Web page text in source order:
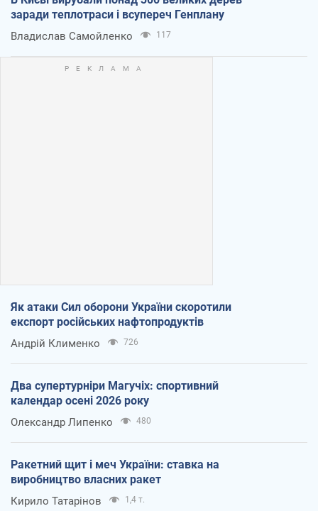
заради теплотраси і всупереч Генплану
Владислав Самойленко 117
Як атаки Сил оборони України скоротили
експорт російських нафтопродуктів
Андрій Клименко 726
Два супертурніри Магучіх: спортивний
календар осені 2026 року
Олександр Липенко 480
Ракетний щит і меч України: ставка на
виробництво власних ракет
Кирило Татарінов 1,4 т.